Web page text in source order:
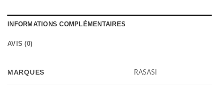
INFORMATIONS COMPLÉMENTAIRES
AVIS (0)
MARQUES RASASI